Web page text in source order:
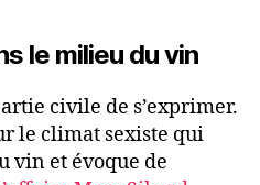
le milieu du vin
civile de s’exprimer.
le climat sexiste qui
vin et évoque de